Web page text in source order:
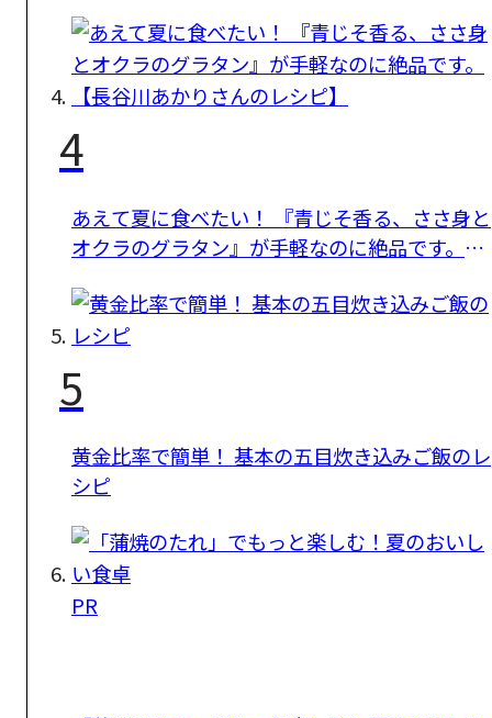
4
あえて夏に食べたい！ 『青じそ香る、ささ身と
オクラのグラタン』が手軽なのに絶品です。
5
黄金比率で簡単！ 基本の五目炊き込みご飯のレ
シピ
PR